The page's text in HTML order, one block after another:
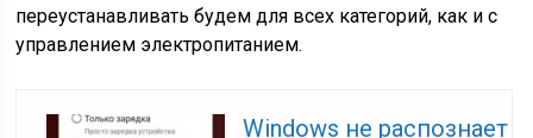
переустанавливать будем для всех категорий, как и с
управлением электропитанием.
Windows не распознает